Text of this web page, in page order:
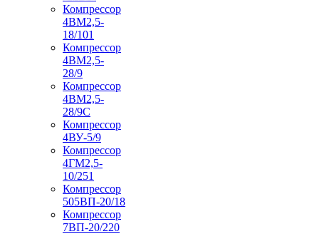
Компрессор
4ВМ2,5-
18/101
Компрессор
4ВМ2,5-
28/9
Компрессор
4ВМ2,5-
28/9С
Компрессор
4ВУ-5/9
Компрессор
4ГМ2,5-
10/251
Компрессор
505ВП-20/18
Компрессор
7ВП-20/220